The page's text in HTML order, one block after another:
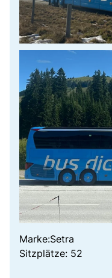
Marke:Setra
Sitzplätze: 52